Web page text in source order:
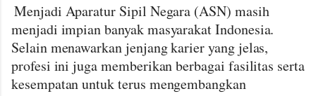
Menjadi Aparatur Sipil Negara (ASN) masih
menjadi impian banyak masyarakat Indonesia.
Selain menawarkan jenjang karier yang jelas,
profesi ini juga memberikan berbagai fasilitas serta
kesempatan untuk terus mengembangkan